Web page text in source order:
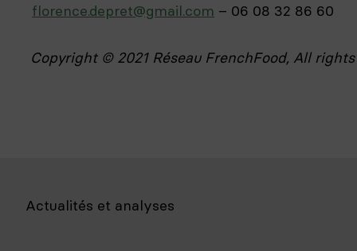
florence.depret@gmail.com – 06 08 32 86 60
Copyright © 2021 Réseau FrenchFood, All
Actualités et analyses